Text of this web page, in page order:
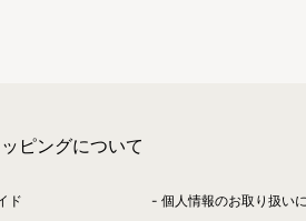
ピングについて
ド
個人情報のお取り扱い